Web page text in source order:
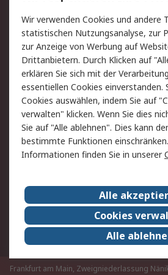
Rücksendungen
Hilfe
Rechtliches
AGB
Cookie-Richtlinie
Copyright/Impressum
Über RS
Karriere bei RS
Qualität/Umwelt/Zertifikate
Event-Center
Frankfurt am Main, Zweigniederlassung
Wir verwenden Cookies und andere
statistischen Nutzungsanalyse, zur
zur Anzeige von Werbung auf
Drittanbietern. Durch Klicken auf
erklären Sie sich mit der
essentiellen Cookies einverstanden.
Cookies auswählen, indem Sie auf
verwalten" klicken. Wenn Sie dies
Sie auf "Alle ablehnen". Dies kann
bestimmte Funktionen
Informationen finden Sie in unserer
Alle
Cookies
Alle